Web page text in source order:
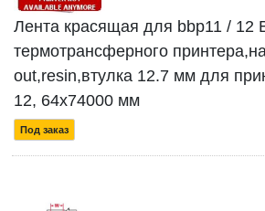
Лента красящая для bbp11 / 12
термотрансферного
out,resin,втулка 12.7 мм для
12, 64x74000 мм
Под заказ